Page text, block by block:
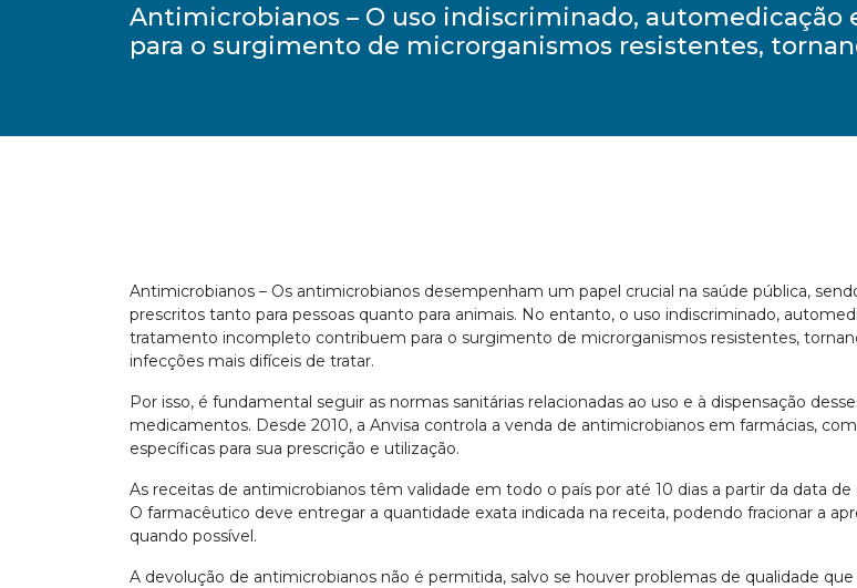
Antimicrobianos – O uso indiscriminado,
para o surgimento de microrganismos resistentes,
Antimicrobianos – Os antimicrobianos desempenham um papel crucial na saúde pública,
prescritos tanto para pessoas quanto para animais. No entanto, o uso indiscriminado,
tratamento incompleto contribuem para o surgimento de microrganismos resistentes,
infecções mais difíceis de tratar.
Por isso, é fundamental seguir as normas sanitárias relacionadas ao uso e à dispensação
medicamentos. Desde 2010, a Anvisa controla a venda de antimicrobianos em farmácias,
específicas para sua prescrição e utilização.
As receitas de antimicrobianos têm validade em todo o país por até 10 dias a partir da data de
O farmacêutico deve entregar a quantidade exata indicada na receita, podendo fracionar a
quando possível.
A devolução de antimicrobianos não é permitida, salvo se houver problemas de qualidade